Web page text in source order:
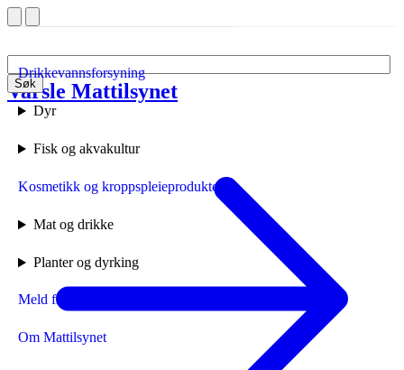
Søk
Drikkevannsforsyning
Dyr
Fisk og akvakultur
Kosmetikk og kroppspleieprodukter
Mat og drikke
Planter og dyrking
Meld fra til Mattilsynet
Om Mattilsynet
Forside
Varsle Mattilsynet